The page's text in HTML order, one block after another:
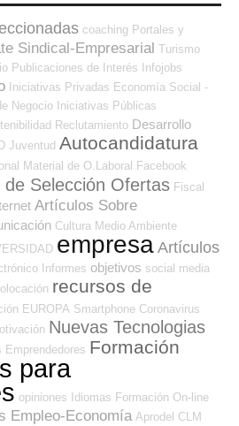
coaching Portales y
Sindical-Empresarial Turismo
Publicaciones de Interés Infojobs
Iniciativas Privadas Economía Social -
Negocio
Iniciativas Públicas
Reclutamiento Desarrollo
Juventud Autocandidatura
Material de O.Laboral Facebook
de Selección Ofertas Fiscal
Artículos Sobre
Cultura Medio Ambiente
empresa Artículos
Informes objetivos social media
recursos de
EUROPA Smartphone Coronavirus
Nuevas Tecnologias
Emprendedores Formación
para
opiniones Idiomas Formación On-line
Empleo-Economía Aprodel CLM